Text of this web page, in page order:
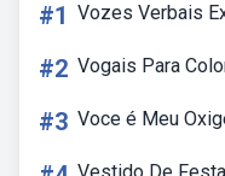
#1 Vozes Verbais
#2 Vogais Para
#3 Voce é Meu